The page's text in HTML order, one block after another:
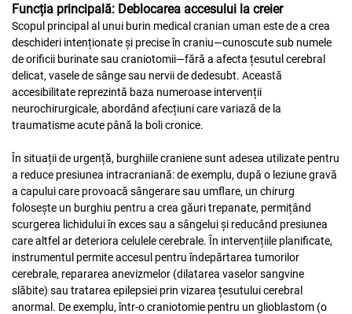
Funcția principală: Deblocarea accesului la creier
Scopul principal al unui burin medical cranian uman este de a crea
deschideri intenționate și precise în craniu—cunoscute sub numele
de orificii burinate sau craniotomii—fără a afecta țesutul cerebral
delicat, vasele de sânge sau nervii de dedesubt. Această
accesibilitate reprezintă baza numeroase intervenții
neurochirurgicale, abordând afecțiuni care variază de la
traumatisme acute până la boli cronice.
În situații de urgență, burghiile craniene sunt adesea utilizate pentru
a reduce presiunea intracraniană: de exemplu, după o leziune gravă
a capului care provoacă sângerare sau umflare, un chirurg
folosește un burghiu pentru a crea găuri trepanate, permițând
scurgerea lichidului în exces sau a sângelui și reducând presiunea
care altfel ar deteriora celulele cerebrale. În intervențiile planificate,
instrumentul permite accesul pentru îndepărtarea tumorilor
cerebrale, repararea anevizmelor (dilatarea vaselor sangvine
slăbite) sau tratarea epilepsiei prin vizarea țesutului cerebral
anormal. De exemplu, într-o craniotomie pentru un glioblastom (o